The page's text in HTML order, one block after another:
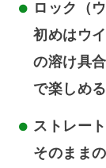
ロック（
初めはウ
の溶け具
で楽しめ
ストレート
そのまま